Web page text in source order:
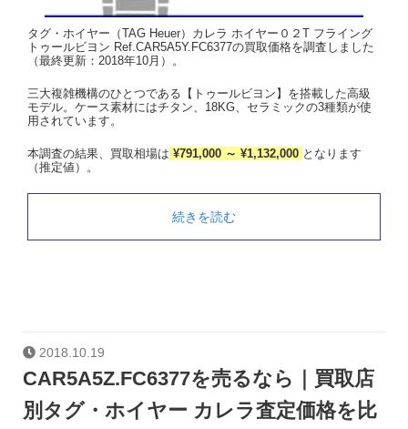
タグ・ホイヤー（TAG Heuer）カレラ ホイヤー０２T フライング
トゥールビヨン Ref.CAR5A5Y.FC6377の買取価格を調査しました
（最終更新：2018年10月）。
三大複雑機構のひとつである【トゥールビヨン】を搭載した高級
モデル。ケース素材にはチタン、18KG、セラミックの3種類が使
用されています。
本調査の結果、買取相場は ¥791,000 ～ ¥1,132,000 となります
（推定値）。
続きを読む
2018.10.19
CAR5A5Z.FC6377を売るなら｜買取店
別タグ・ホイヤー カレラ査定価格を比